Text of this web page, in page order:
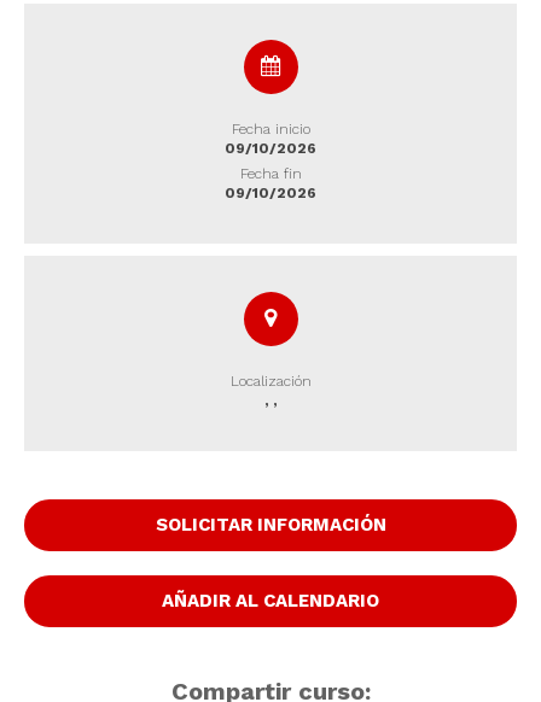
Fecha inicio
09/10/2026
Fecha fin
09/10/2026
Localización
, ,
Compartir curso:
AÑADIR AL CALENDARIO
SOLICITAR INFORMACIÓN